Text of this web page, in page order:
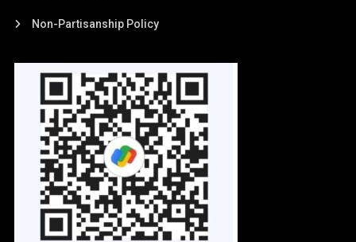
Non-Partisanship Policy